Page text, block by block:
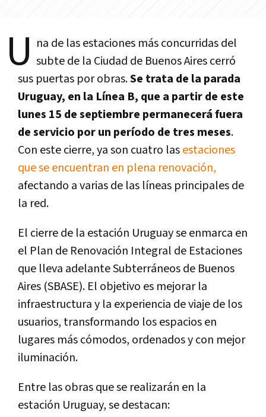
U na de las estaciones más concurridas del
subte de la Ciudad de Buenos Aires cerró
sus puertas por obras.Se trata de la parada
Uruguay, en la Línea B, que a partir de este
lunes 15 de septiembre permanecerá fuera
de servicio por un período de tres meses.
Con este cierre, ya son cuatro lasestaciones
que se encuentran en plena renovación,
afectando a varias de las líneas principales de
la red.
El cierre de la estación Uruguay se enmarca en
el Plan de Renovación Integral de Estaciones
que lleva adelante Subterráneos de Buenos
Aires (SBASE). El objetivo es mejorar la
infraestructura y la experiencia de viaje de los
usuarios, transformando los espacios en
lugares más cómodos, ordenados y con mejor
iluminación.
Entre las obras que se realizarán en la
estación Uruguay, se destacan: